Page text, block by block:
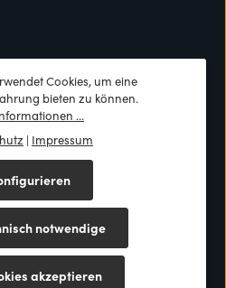
Cookies, um eine
bieten zu können.
...
| Impressum
notwendige
akzeptieren